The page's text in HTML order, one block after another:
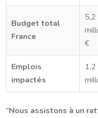
Budget total
France
5,2
€
Emplois
impactés
1,2
"Nous assistons à un